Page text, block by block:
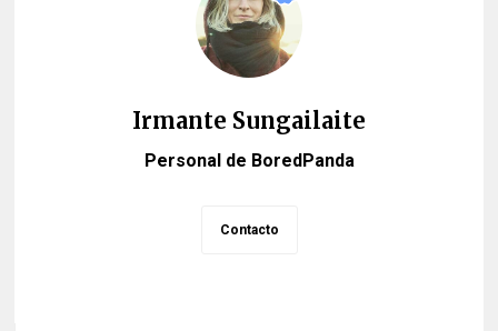
Irmante Sungailaite
Personal de BoredPanda
Contacto